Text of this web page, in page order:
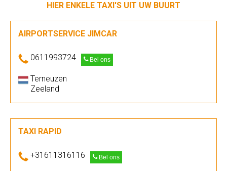
HIER ENKELE TAXI'S UIT UW BUURT
AIRPORTSERVICE JIMCAR
0611993724 Bel ons
Terneuzen
Zeeland
TAXI RAPID
+31611316116 Bel ons